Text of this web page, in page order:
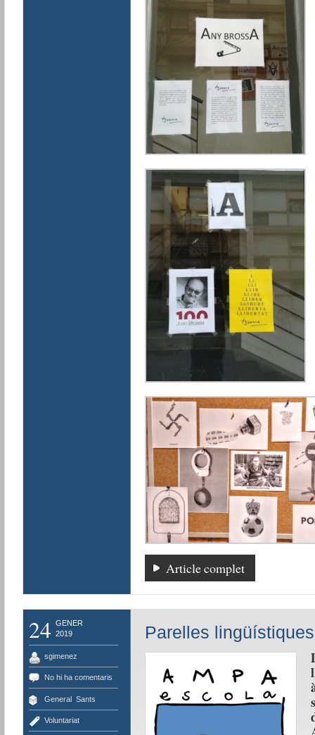
Article complet
24 GENER
2019
sgimenez
No hi ha comentaris
General, Sants
Voluntariat
Parelles